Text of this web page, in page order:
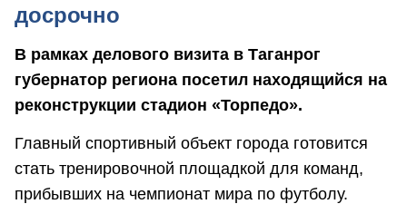
досрочно
В рамках делового визита в Таганрог
губернатор региона посетил находящийся на
реконструкции стадион «Торпедо».
Главный спортивный объект города готовится
стать тренировочной площадкой для команд,
прибывших на чемпионат мира по футболу.